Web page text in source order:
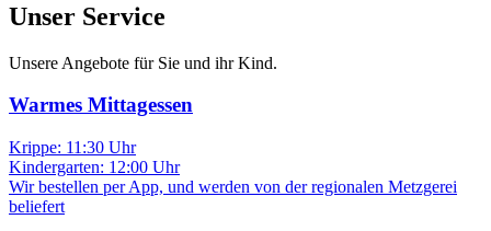
Unser Service
Unsere Angebote für Sie und ihr Kind.
Warmes Mittagessen
Krippe: 11:30 Uhr
Kindergarten: 12:00 Uhr
Wir bestellen per App, und werden von der regionalen Metzgerei
beliefert